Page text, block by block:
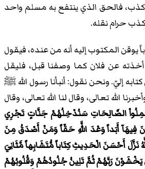
فالحق الذي ينتفع به مسلم واحد
حرام نقله.
يوقن المكتوب إليه أنه من عنده، فيقول
أخذته عن فلان كما وصفنا قبل، فليقل
إليّ. ونحن نقول: أنبأنا رسول الله ﷺ
الله تعالى، وقال لنا الله تعالى، وقال
الصَّالِحَاتِ سَنُدْخِلُهُمْ جَنَّاتٍ تَجْرِي
فِيهَآ أَبَداً وَعْدَ اللَّهِ حَقّاً وَمَنْ أَصْدَقُ مِنَ
نَزَّلَ أَحْسَنَ الْحَدِيثِ كِتَاباً مُّتَشَابِهاً مَّثَانِيَ
رَبَّهُمْ ثُمَّ تَلِينُ جُلُودُهُمْ وَقُلُوبُهُمْ